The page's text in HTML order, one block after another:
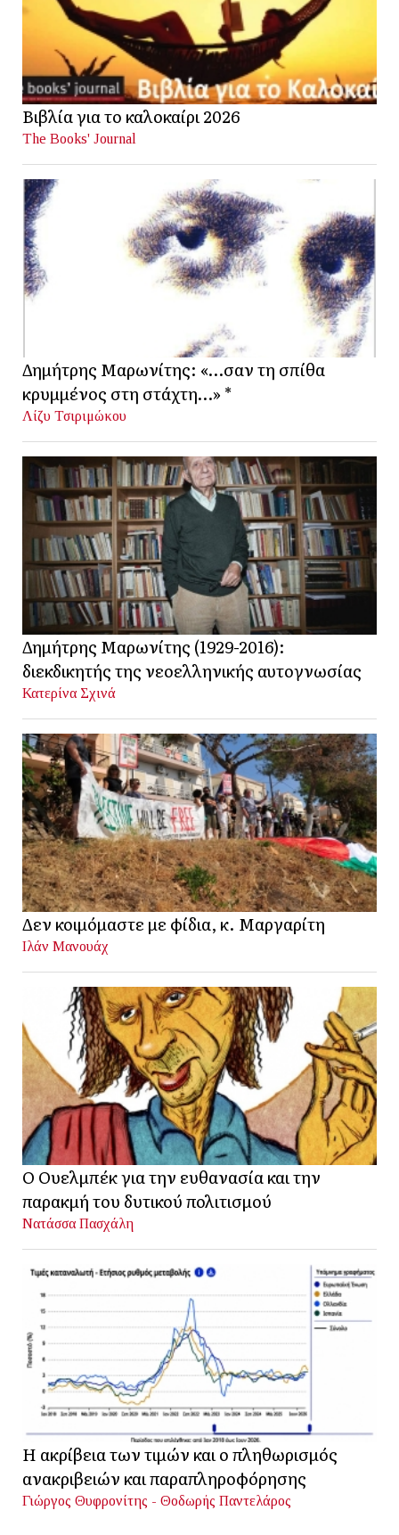
Βιβλία για το καλοκαίρι 2026
The Books' Journal
Δημήτρης Μαρωνίτης: «…σαν τη σπίθα
κρυμμένος στη στάχτη…» *
Λίζυ Τσιριμώκου
Δημήτρης Μαρωνίτης (1929-2016):
διεκδικητής της νεοελληνικής αυτογνωσίας
Κατερίνα Σχινά
Δεν κοιμόμαστε με φίδια, κ. Μαργαρίτη
Ιλάν Μανουάχ
Ο Ουελμπέκ για την ευθανασία και την
παρακμή του δυτικού πολιτισμού
Νατάσσα Πασχάλη
Η ακρίβεια των τιμών και ο πληθωρισμός
ανακριβειών και παραπληροφόρησης
Γιώργος Θυφρονίτης - Θοδωρής Παντελάρος